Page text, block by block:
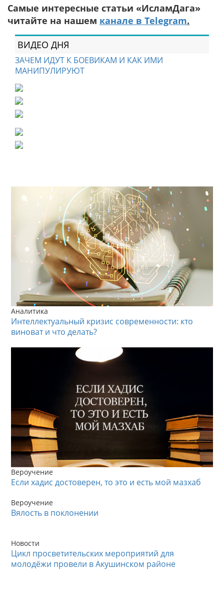
Самые интересные статьи «ИсламДага»
читайте на нашем канале в Telegram.
ВИДЕО ДНЯ
ЗАЧЕМ ИДУТ К БОЕВИКАМ И КАК ИМИ
МАНИПУЛИРУЮТ
Аналитика
Интеллектуальный кризис современности: кто
виноват и что делать?
Вероучение
Если хадис достоверен, то это и есть мой мазхаб
Вероучение
Вялость в поклонении
Новости
Цикл просветительских мероприятий для
молодёжи провели в Акушинском районе